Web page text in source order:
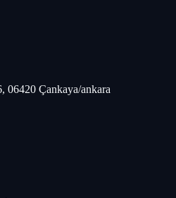
06420 Çankaya/ankara